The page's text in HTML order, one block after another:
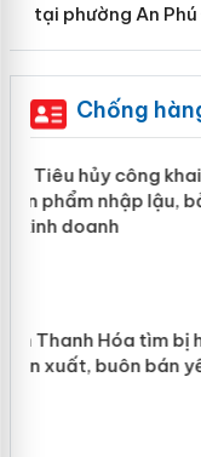
tại phường An
Chống
Khẩn
Hưng
giả